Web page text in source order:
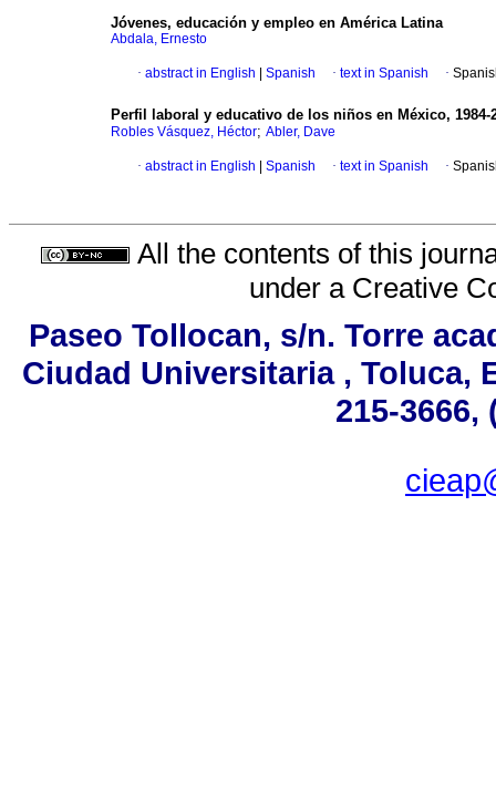
Jóvenes, educación y empleo en América Latina
Abdala, Ernesto
· abstract in English Spanish · text in Spanish ·
Perfil laboral y educativo de los niños en México, 1984-
Robles Vásquez, Héctor; Abler, Dave
· abstract in English Spanish · text in Spanish ·
All the contents of this
under a Creative
Paseo Tollocan, s/n. Torre
Ciudad Universitaria , Toluca,
215-3666,